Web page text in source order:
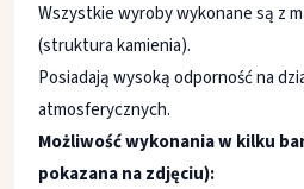
Wszystkie wyroby wykonane są z
(struktura kamienia).
Posiadają wysoką odporność na
atmosferycznych.
Możliwość wykonania w kilku
pokazana na zdjęciu):